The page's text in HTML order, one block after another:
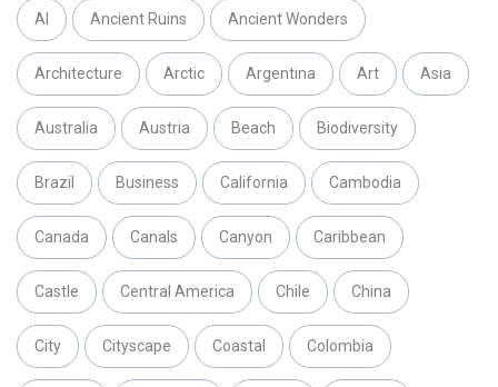
AI Ancient Ruins Ancient Wonders
Architecture Arctic Argentina Art Asia
Australia Austria Beach Biodiversity
Brazil Business California Cambodia
Canada Canals Canyon Caribbean
Castle Central America Chile China
City Cityscape Coastal Colombia